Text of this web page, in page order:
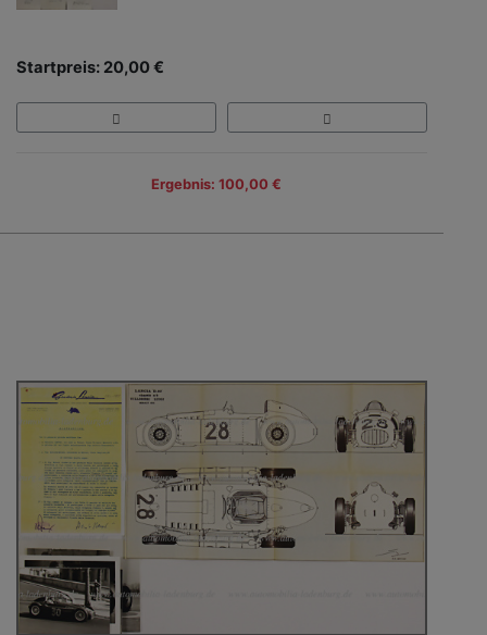
Startpreis: 20,00 €
Ergebnis: 100,00 €